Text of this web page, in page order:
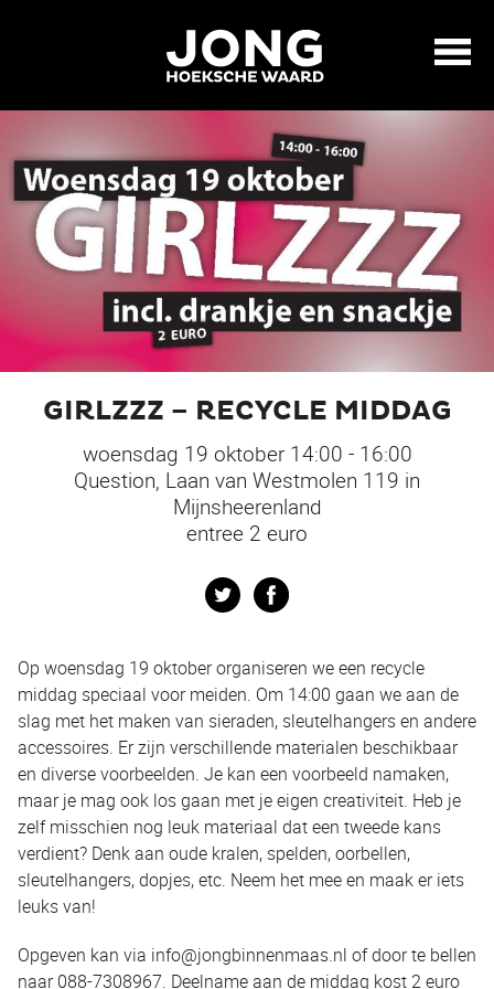
GIRLZZZ – RECYCLE MIDDAG
woensdag 19 oktober 14:00 - 16:00
Question, Laan van Westmolen 119 in
Mijnsheerenland
entree 2 euro
Twitter
Op woensdag 19 oktober organiseren we een recycle
middag speciaal voor meiden. Om 14:00 gaan we aan de
slag met het maken van sieraden, sleutelhangers en andere
accessoires. Er zijn verschillende materialen beschikbaar
en diverse voorbeelden. Je kan een voorbeeld namaken,
maar je mag ook los gaan met je eigen creativiteit. Heb je
zelf misschien nog leuk materiaal dat een tweede kans
verdient? Denk aan oude kralen, spelden, oorbellen,
sleutelhangers, dopjes, etc. Neem het mee en maak er iets
leuks van!
Opgeven kan via info@jongbinnenmaas.nl of door te bellen
naar 088-7308967. Deelname aan de middag kost 2 euro